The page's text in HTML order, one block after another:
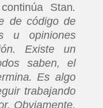
continúa Stan.
de código de
u opiniones
Existe un
saben, el
Es algo
trabajando
Obviamente,